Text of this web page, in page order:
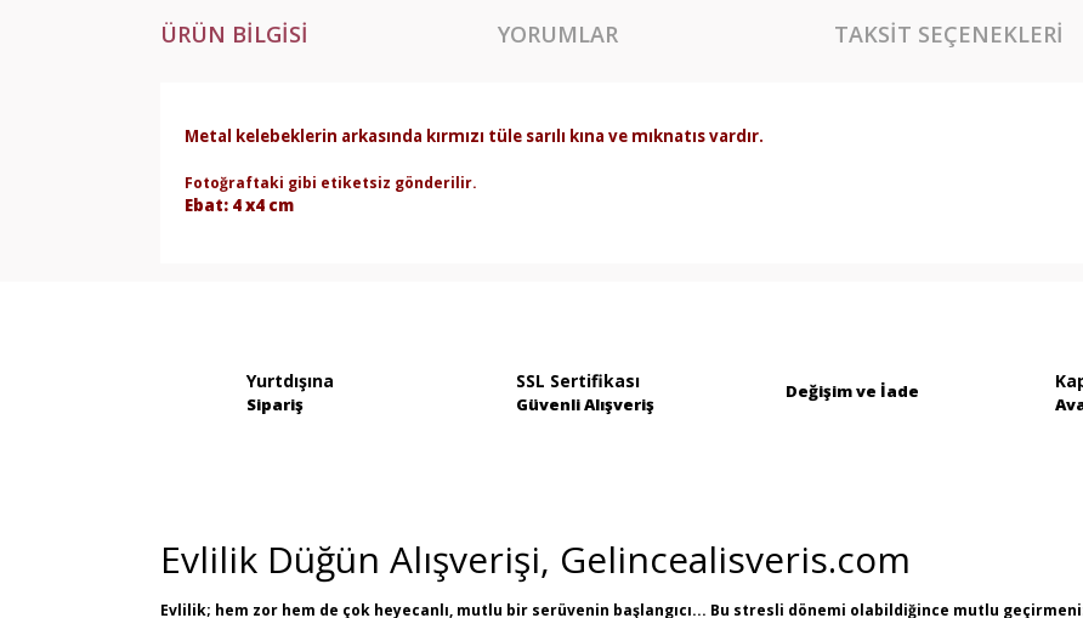
ÜRÜN BILGISI YORUMLAR TAKSIT SEÇENEKLERI
Metal kelebeklerin arkasında kırmızı tüle sarılı kına ve mıknatıs vardır.
Fotoğraftaki gibi etiketsiz gönderilir.
Ebat: 4 x4 cm
Ürün resmi kalitesiz, bozuk veya görüntülenemiyor.
Ürün açıklamasında eksik bilgiler bulunuyor.
Yurtdışına
Sipariş
SSL Sertifikası
Güvenli Alışveriş
Değişim ve İade
Evlilik Düğün Alışverişi, Gelincealisveris.com
Evlilik; hem zor hem de çok heyecanlı, mutlu bir serüvenin başlangıcı... Bu stresli dönemi olabildiğince mutlu